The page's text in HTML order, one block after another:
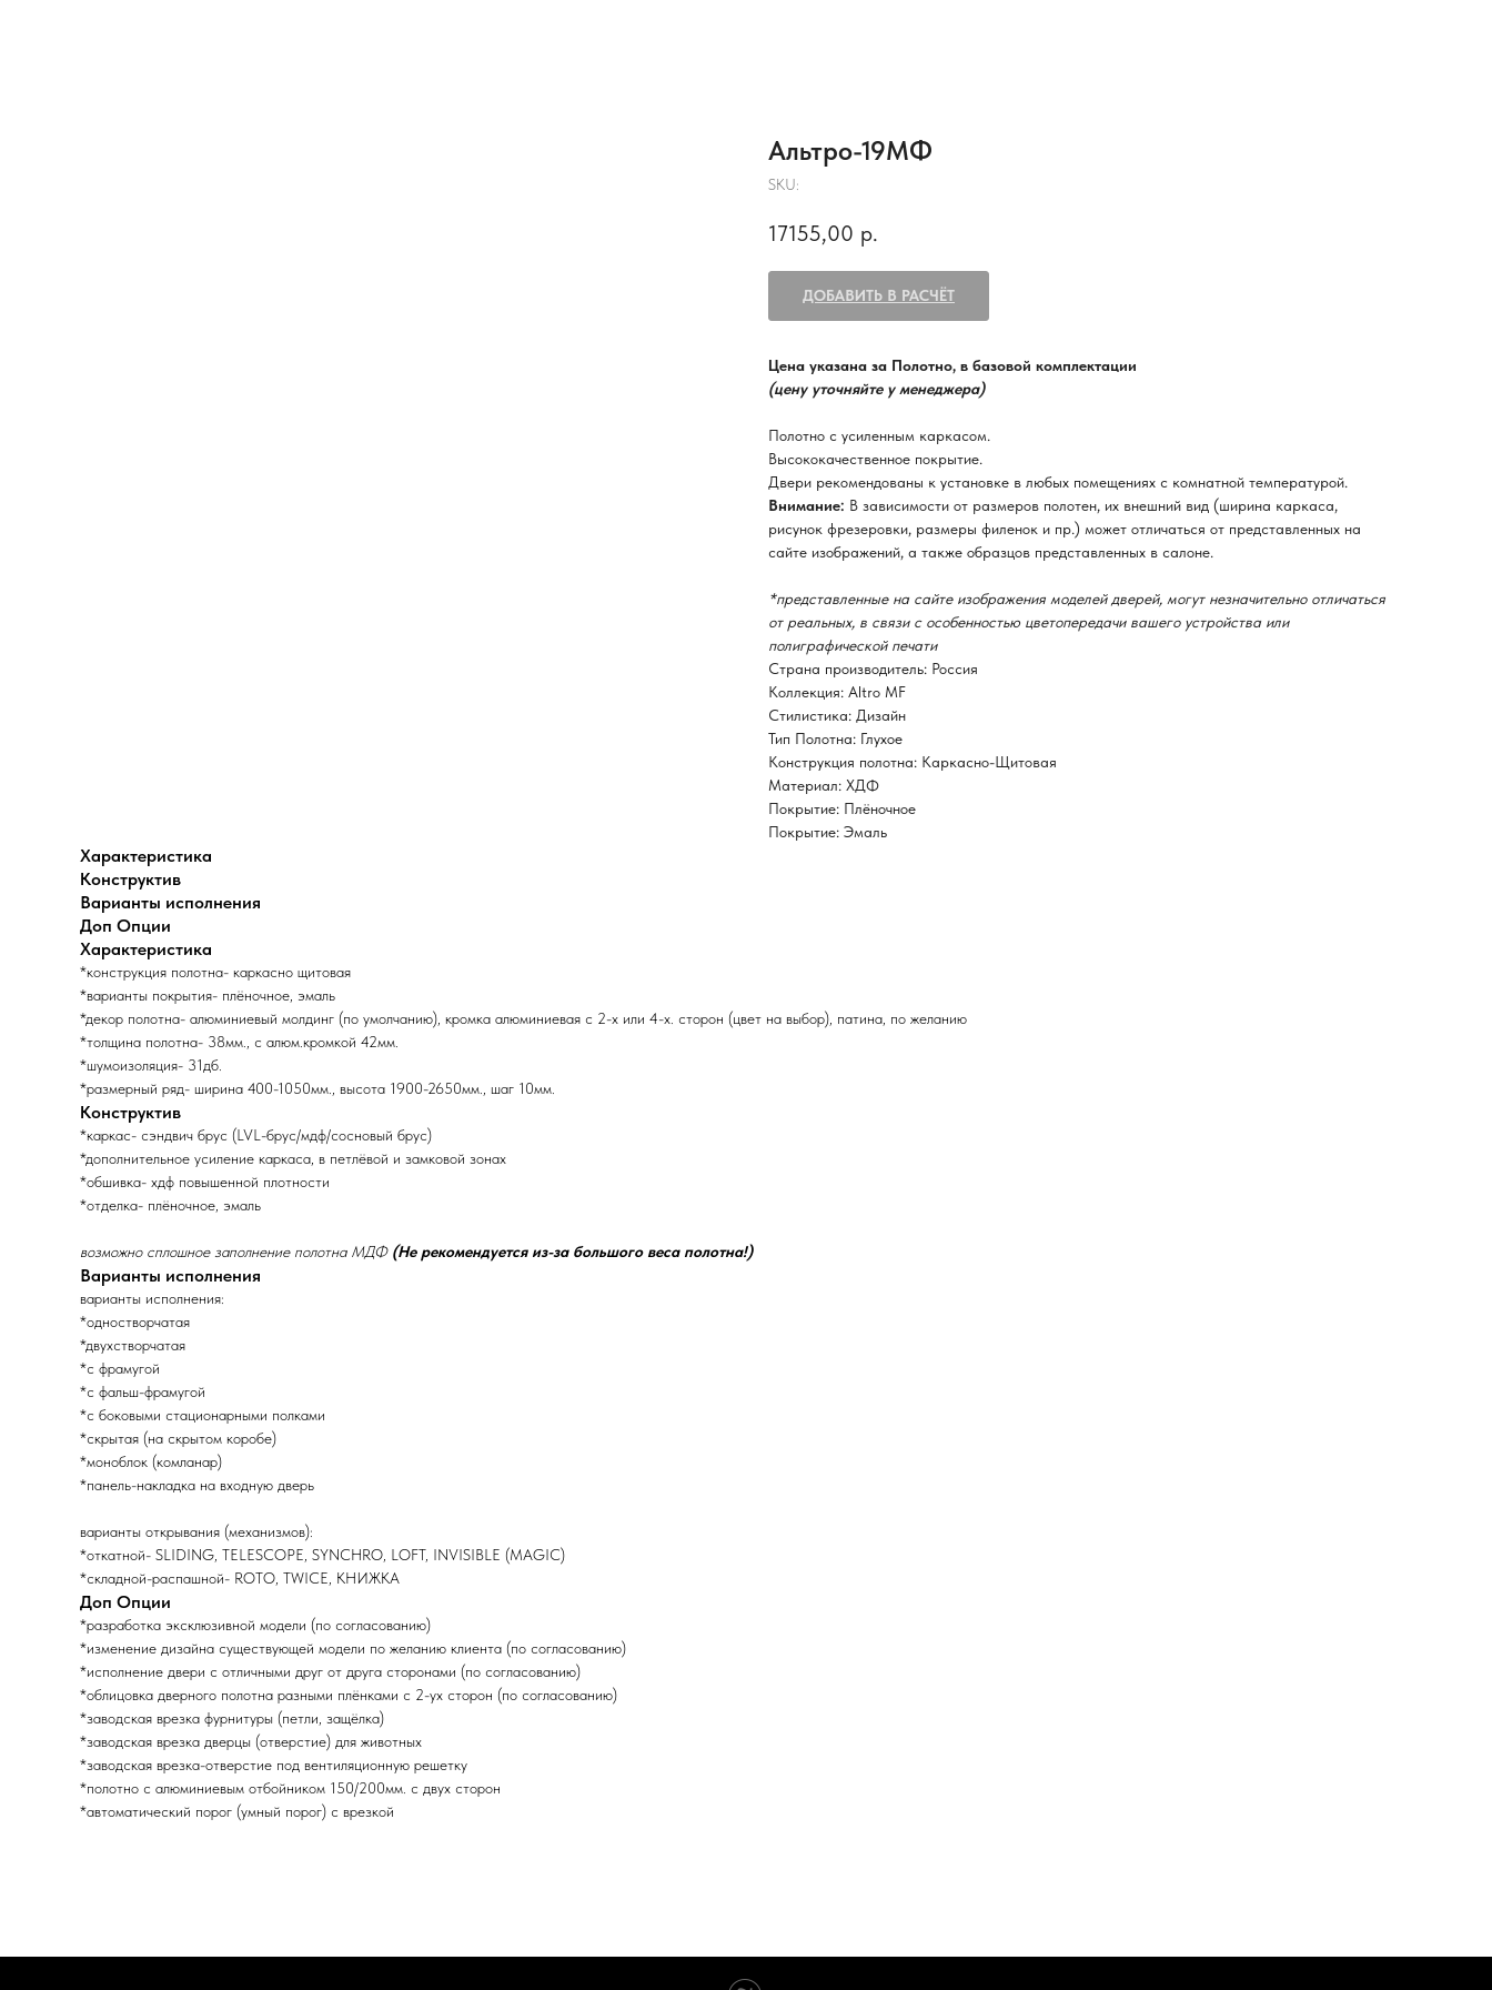
Альтро-19МФ
SKU:
17155,00 р.
ДОБАВИТЬ В РАСЧЁТ
Цена указана за Полотно, в базовой комплектации
(цену уточняйте у менеджера)
Полотно с усиленным каркасом.
Высококачественное покрытие.
Двери рекомендованы к установке в любых помещениях с комнатной температурой.
Внимание: В зависимости от размеров полотен, их внешний вид (ширина каркаса,
рисунок фрезеровки, размеры филенок и пр.) может отличаться от представленных на
сайте изображений, а также образцов представленных в салоне.
*представленные на сайте изображения моделей дверей, могут незначительно отличаться
от реальных, в связи с особенностью цветопередачи вашего устройства или
полиграфической печати
Страна производитель: Россия
Коллекция: Altro MF
Стилистика: Дизайн
Тип Полотна: Глухое
Конструкция полотна: Каркасно-Щитовая
Материал: ХДФ
Покрытие: Плёночное
Покрытие: Эмаль
Характеристика
Конструктив
Варианты исполнения
Доп Опции
Характеристика
*конструкция полотна- каркасно щитовая
*варианты покрытия- плёночное, эмаль
*декор полотна- алюминиевый молдинг (по умолчанию), кромка алюминиевая с 2-х или 4-х. сторон (цвет на выбор), патина, по желанию
*толщина полотна- 38мм., с алюм.кромкой 42мм.
*шумоизоляция- 31дб.
*размерный ряд- ширина 400-1050мм., высота 1900-2650мм., шаг 10мм.
Конструктив
*каркас- сэндвич брус (LVL-брус/мдф/сосновый брус)
*дополнительное усиление каркаса, в петлёвой и замковой зонах
*обшивка- хдф повышенной плотности
*отделка- плёночное, эмаль
возможно сплошное заполнение полотна МДФ (Не рекомендуется из-за большого веса полотна!)
Варианты исполнения
варианты исполнения:
*одностворчатая
*двухстворчатая
*с фрамугой
*с фальш-фрамугой
*с боковыми стационарными полками
*скрытая (на скрытом коробе)
*моноблок (комланар)
*панель-накладка на входную дверь
варианты открывания (механизмов):
*откатной- SLIDING, TELESCOPE, SYNCHRO, LOFT, INVISIBLE (MAGIC)
*складной-распашной- ROTO, TWICE, КНИЖКА
Доп Опции
*разработка эксклюзивной модели (по согласованию)
*изменение дизайна существующей модели по желанию клиента (по согласованию)
*исполнение двери с отличными друг от друга сторонами (по согласованию)
*облицовка дверного полотна разными плёнками с 2-ух сторон (по согласованию)
*заводская врезка фурнитуры (петли, защёлка)
*заводская врезка дверцы (отверстие) для животных
*заводская врезка-отверстие под вентиляционную решетку
*полотно с алюминиевым отбойником 150/200мм. с двух сторон
*автоматический порог (умный порог) с врезкой